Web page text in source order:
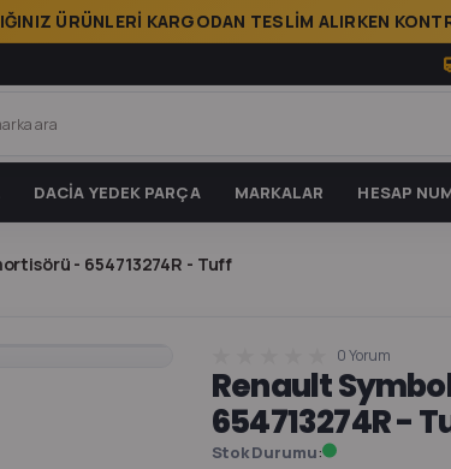
ÜRÜNLERİ KARGODAN TESLİM ALIRKEN
DACİA YEDEK PARÇA MARKALAR HESAP
- 654713274R - Tuff
0 Yorum
Renault
654713274R -
Stok Durumu